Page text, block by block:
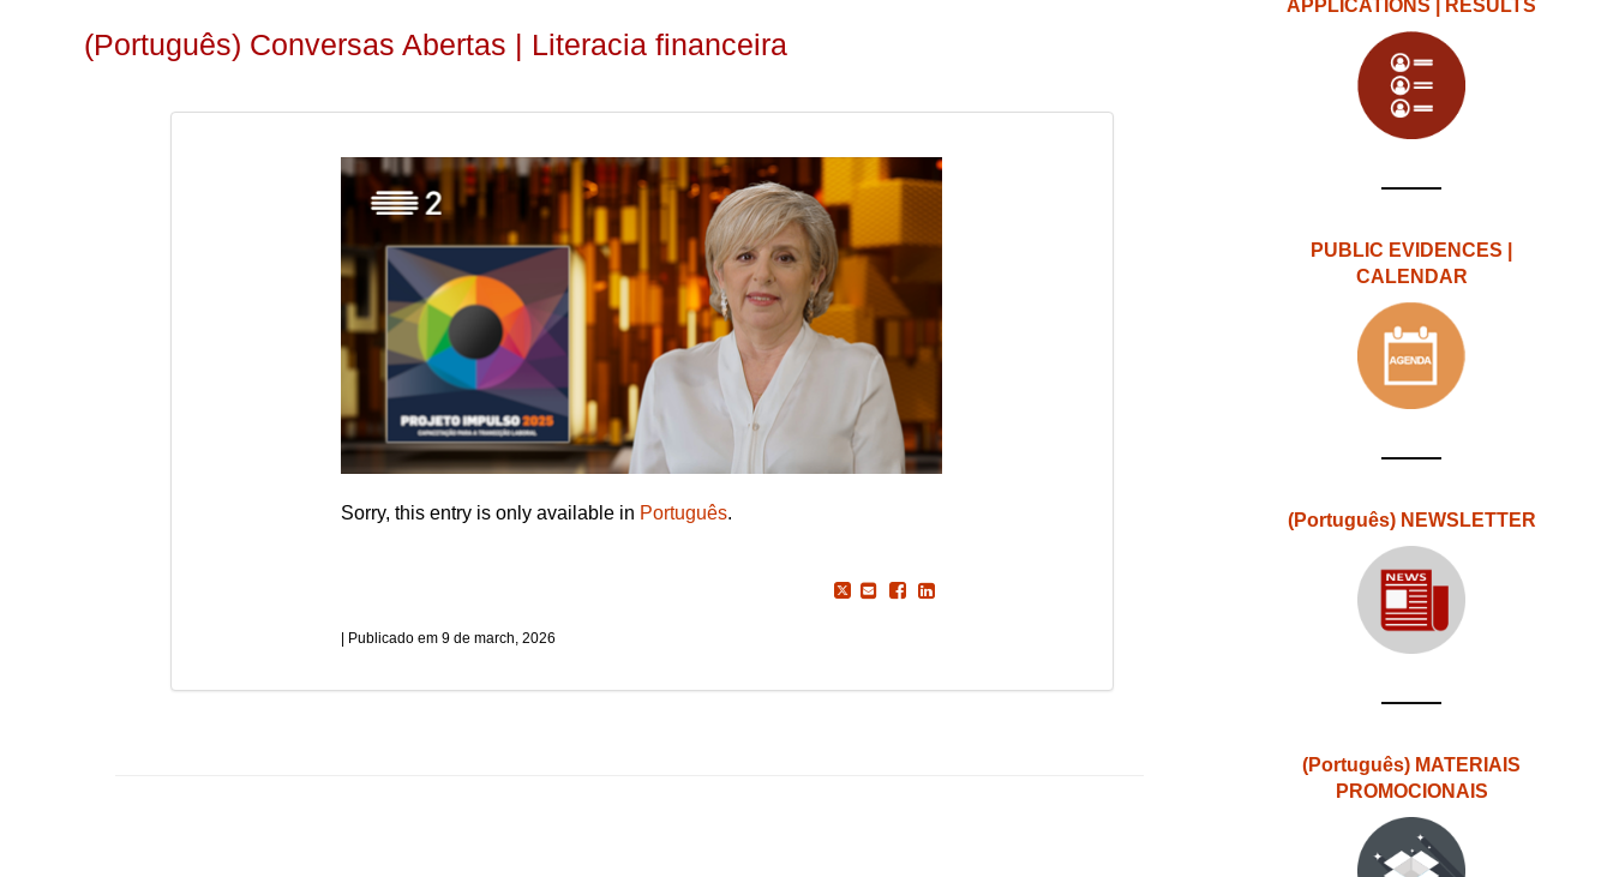
(Português) Conversas Abertas | Literacia financeira
Sorry, this entry is only available in Português.
9 de march, 2026
APPLICATIONS | RESULTS
PUBLIC EVIDENCES |
CALENDAR
(Português) NEWSLETTER
(Português) MATERIAIS
PROMOCIONAIS